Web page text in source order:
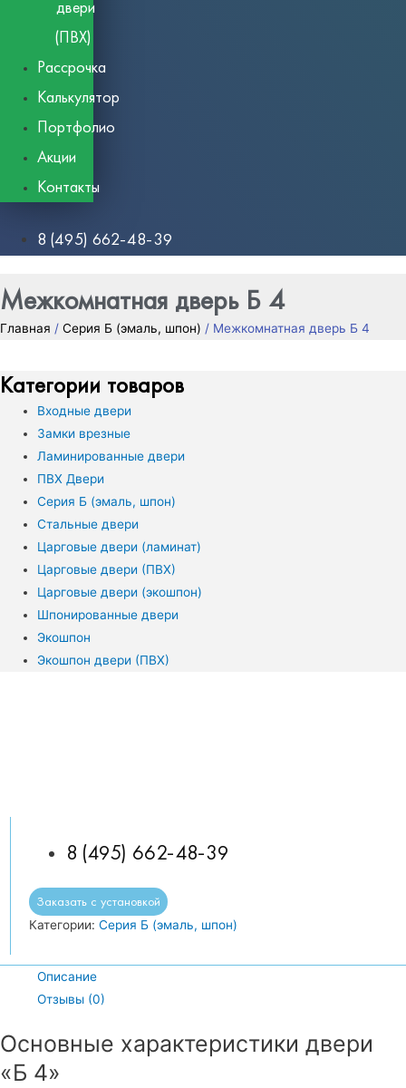
двери
(ПВХ)
Рассрочка
Калькулятор
Портфолио
Акции
Контакты
8 (495) 662-48-39
Межкомнатная дверь Б 4
Главная / Серия Б (эмаль, шпон) / Межкомнатная дверь Б 4
Категории товаров
Входные двери
Замки врезные
Ламинированные двери
ПВХ Двери
Серия Б (эмаль, шпон)
Стальные двери
Царговые двери (ламинат)
Царговые двери (ПВХ)
Царговые двери (экошпон)
Шпонированные двери
Экошпон
Экошпон двери (ПВХ)
8 (495) 662-48-39
Заказать с установкой
Категории: Серия Б (эмаль, шпон)
Описание
Отзывы (0)
Основные характеристики двери
«Б 4»